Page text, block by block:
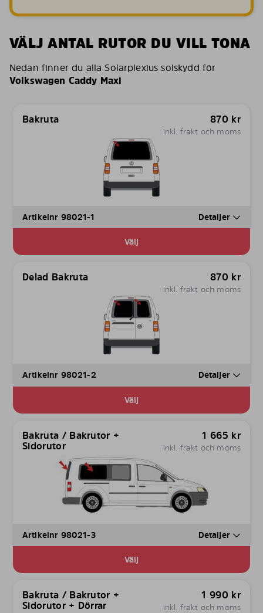
VÄLJ ANTAL RUTOR DU VILL TONA
Nedan finner du alla Solarplexius solskydd för
Volkswagen Caddy Maxi
Bakruta 870 kr
inkl. frakt och moms
Artikelnr 98021-1 Detaljer
Välj
Delad Bakruta 870 kr
inkl. frakt och moms
Artikelnr 98021-2 Detaljer
Välj
Bakruta / Bakrutor +
Sidorutor
1 665 kr
inkl. frakt och moms
Artikelnr 98021-3 Detaljer
Välj
Bakruta / Bakrutor +
Sidorutor + Dörrar
1 990 kr
inkl. frakt och moms